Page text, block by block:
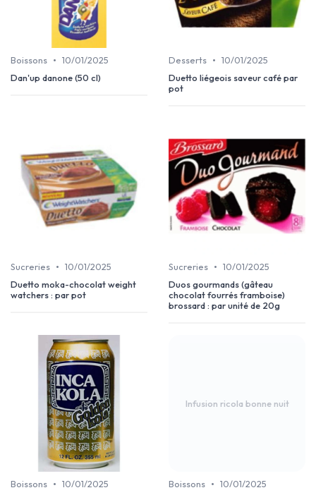
Boissons • 10/01/2025
Dan'up danone (50 cl)
Desserts • 10/01/2025
Duetto liégeois saveur café par
pot
Sucreries • 10/01/2025
Duetto moka-chocolat weight
watchers : par pot
Sucreries • 10/01/2025
Duos gourmands (gâteau
chocolat fourrés framboise)
brossard : par unité de 20g
Boissons • 10/01/2025
Infusion ricola bonne nuit
Boissons • 10/01/2025